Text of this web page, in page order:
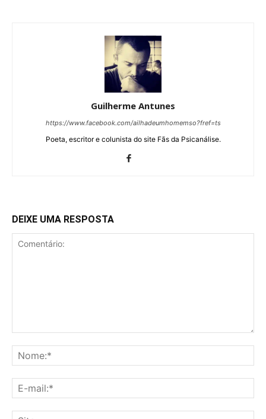
Guilherme Antunes
https://www.facebook.com/ailhadeumhomemso?fref=ts
Poeta, escritor e colunista do site Fãs da Psicanálise.
DEIXE UMA RESPOSTA